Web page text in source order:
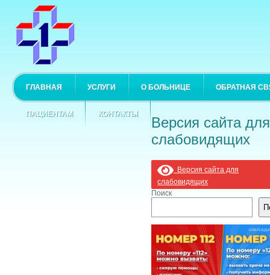
ГЛАВНАЯ УСЛУГИ О БОЛЬНИЦЕ ОБРАТНАЯ
ПАЦИЕНТАМ КОНТАКТЫ
Версия сайта для
слабовидящих
Версия сайта для
слабовидящих
Поиск